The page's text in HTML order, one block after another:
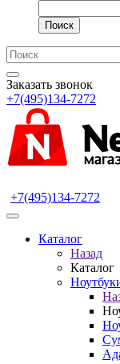
Поиск
Заказать звонок
+7(495)134-7272
+7(495)134-7272
Каталог
Назад
Каталог